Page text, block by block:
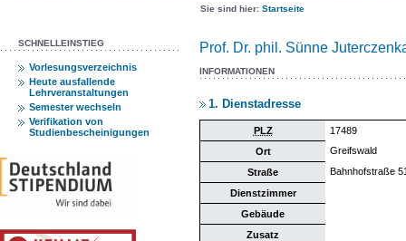
Sie sind hier: Startseite
SCHNELLEINSTIEG
Vorlesungsverzeichnis
Heute ausfallende
Lehrveranstaltungen
Semester wechseln
Verifikation von
Studienbescheinigungen
Prof. Dr. phil. Sünne
INFORMATIONEN
1. Dienstadresse
PLZ
17489
Ort
Greifswald
Straße
Bahnhofstraße
Dienstzimmer
Gebäude
Zusatz